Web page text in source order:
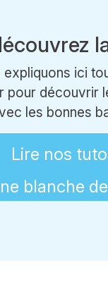
expliquons ici
pour découvrir
les bonnes
Lire nos